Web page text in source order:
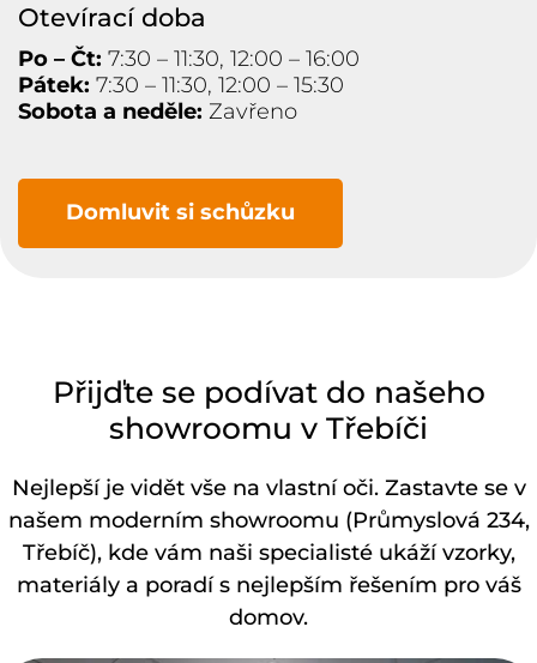
Otevírací doba
Po – Čt: 7:30 – 11:30, 12:00 – 16:00
Pátek: 7:30 – 11:30, 12:00 – 15:30
Sobota a neděle: Zavřeno
Domluvit si schůzku
Přijďte se podívat do našeho
showroomu v Třebíči
Nejlepší je vidět vše na vlastní oči. Zastavte se v
našem moderním showroomu (Průmyslová 234,
Třebíč), kde vám naši specialisté ukáží vzorky,
materiály a poradí s nejlepším řešením pro váš
domov.